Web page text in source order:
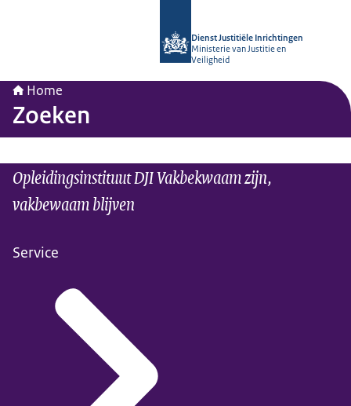
Dienst Justitiële Inrichtingen
Ministerie van Justitie en
Veiligheid
Home
Zoeken
Opleidingsinstituut DJI Vakbekwaam zijn,
vakbewaam blijven
Service